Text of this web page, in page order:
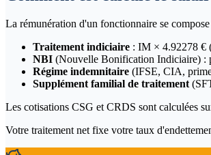
La rémunération d'un fonctionnaire se
Traitement indiciaire : IM × 4.92278 €
NBI (Nouvelle Bonification Indiciaire) :
Régime indemnitaire (IFSE, CIA,
Supplément familial de traitement
Les cotisations CSG et CRDS sont calculées
Votre traitement net fixe votre taux